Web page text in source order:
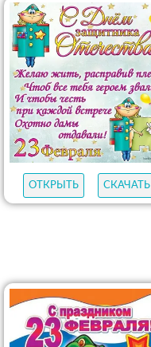
ОТКРЫТЬ СКАЧАТЬ